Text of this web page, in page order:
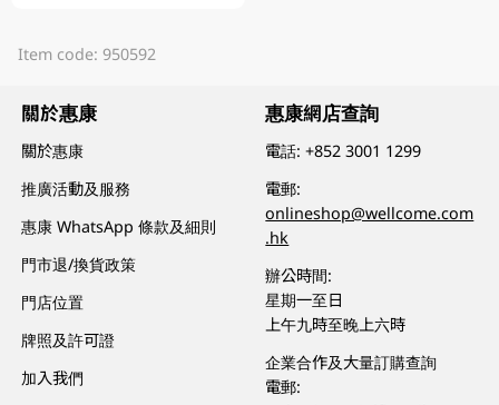
Item code: 950592
關於惠康
關於惠康
推廣活動及服務
惠康 WhatsApp 條款及細則
門市退/換貨政策
門店位置
牌照及許可證
加入我們
惠康網店查詢
電話:+852 3001 1299
電郵:
onlineshop@wellcome.com
.hk
辦公時間:
星期一至日
上午九時至晚上六時
企業合作及大量訂購查詢
電郵: